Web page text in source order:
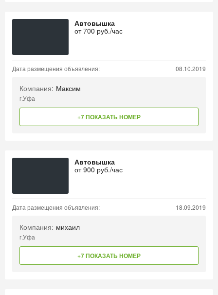
Автовышка
от700 руб./час
Дата размещения объявления: 08.10.2019
Компания: Максим
г.Уфа
+7 ПОКАЗАТЬ НОМЕР
Автовышка
от900 руб./час
Дата размещения объявления: 18.09.2019
Компания: михаил
г.Уфа
+7 ПОКАЗАТЬ НОМЕР